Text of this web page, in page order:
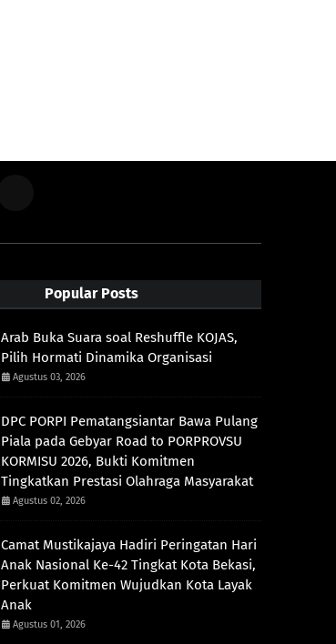
Popular Posts
Arab Buka Suara soal Reshuffle KOJAS,
Pilih Hormati Dinamika Organisasi
Agustus 03, 2026
DPC PORPI Pematangsiantar Bawa Pulang
Piala pada Gebyar Road to PORPROVSU
KORMISU 2026, Bukti Komitmen
Tingkatkan Prestasi Olahraga Masyarakat
Agustus 02, 2026
Camat Mustikajaya Hadiri Peringatan Hari
Anak Nasional Ke-42 Tingkat Kota Bekasi,
Perkuat Komitmen Wujudkan Kota Layak
Anak
Agustus 01, 2026